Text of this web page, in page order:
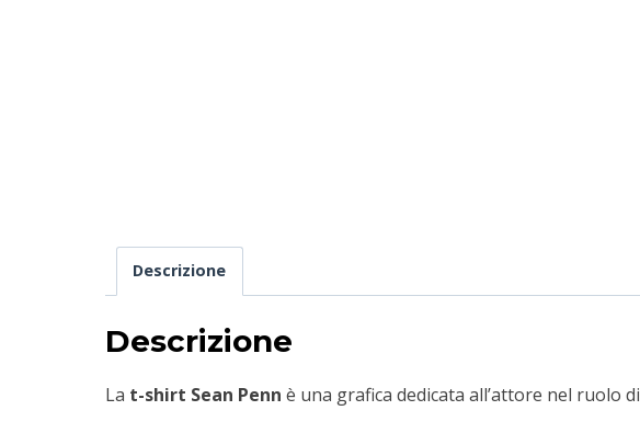
Descrizione
Descrizione
La t-shirt Sean Penn è una grafica dedicata all’attore nel ruolo di